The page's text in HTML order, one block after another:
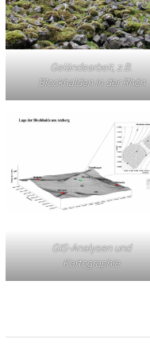
Geländearbeit, z.B.
Blockhalden in der Rhön
GIS-Analysen und
Kartographie